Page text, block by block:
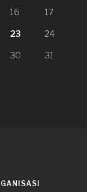
16 17
23 24
30 31